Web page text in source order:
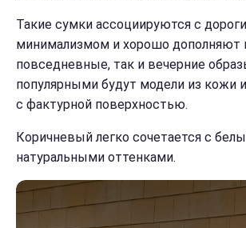
Такие сумки ассоциируются с
минимализмом и хорошо дополняют
повседневные, так и вечерние
популярными будут модели из кожи
с фактурной поверхностью.
Коричневый легко сочетается с
натуральными оттенками.